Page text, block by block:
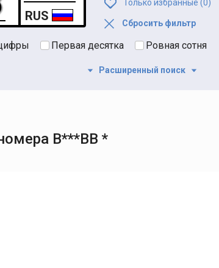
RUS
Только избранные (0)
Сбросить фильтр
Первая десятка Ровная сотня
Расширенный поиск
В***ВВ *